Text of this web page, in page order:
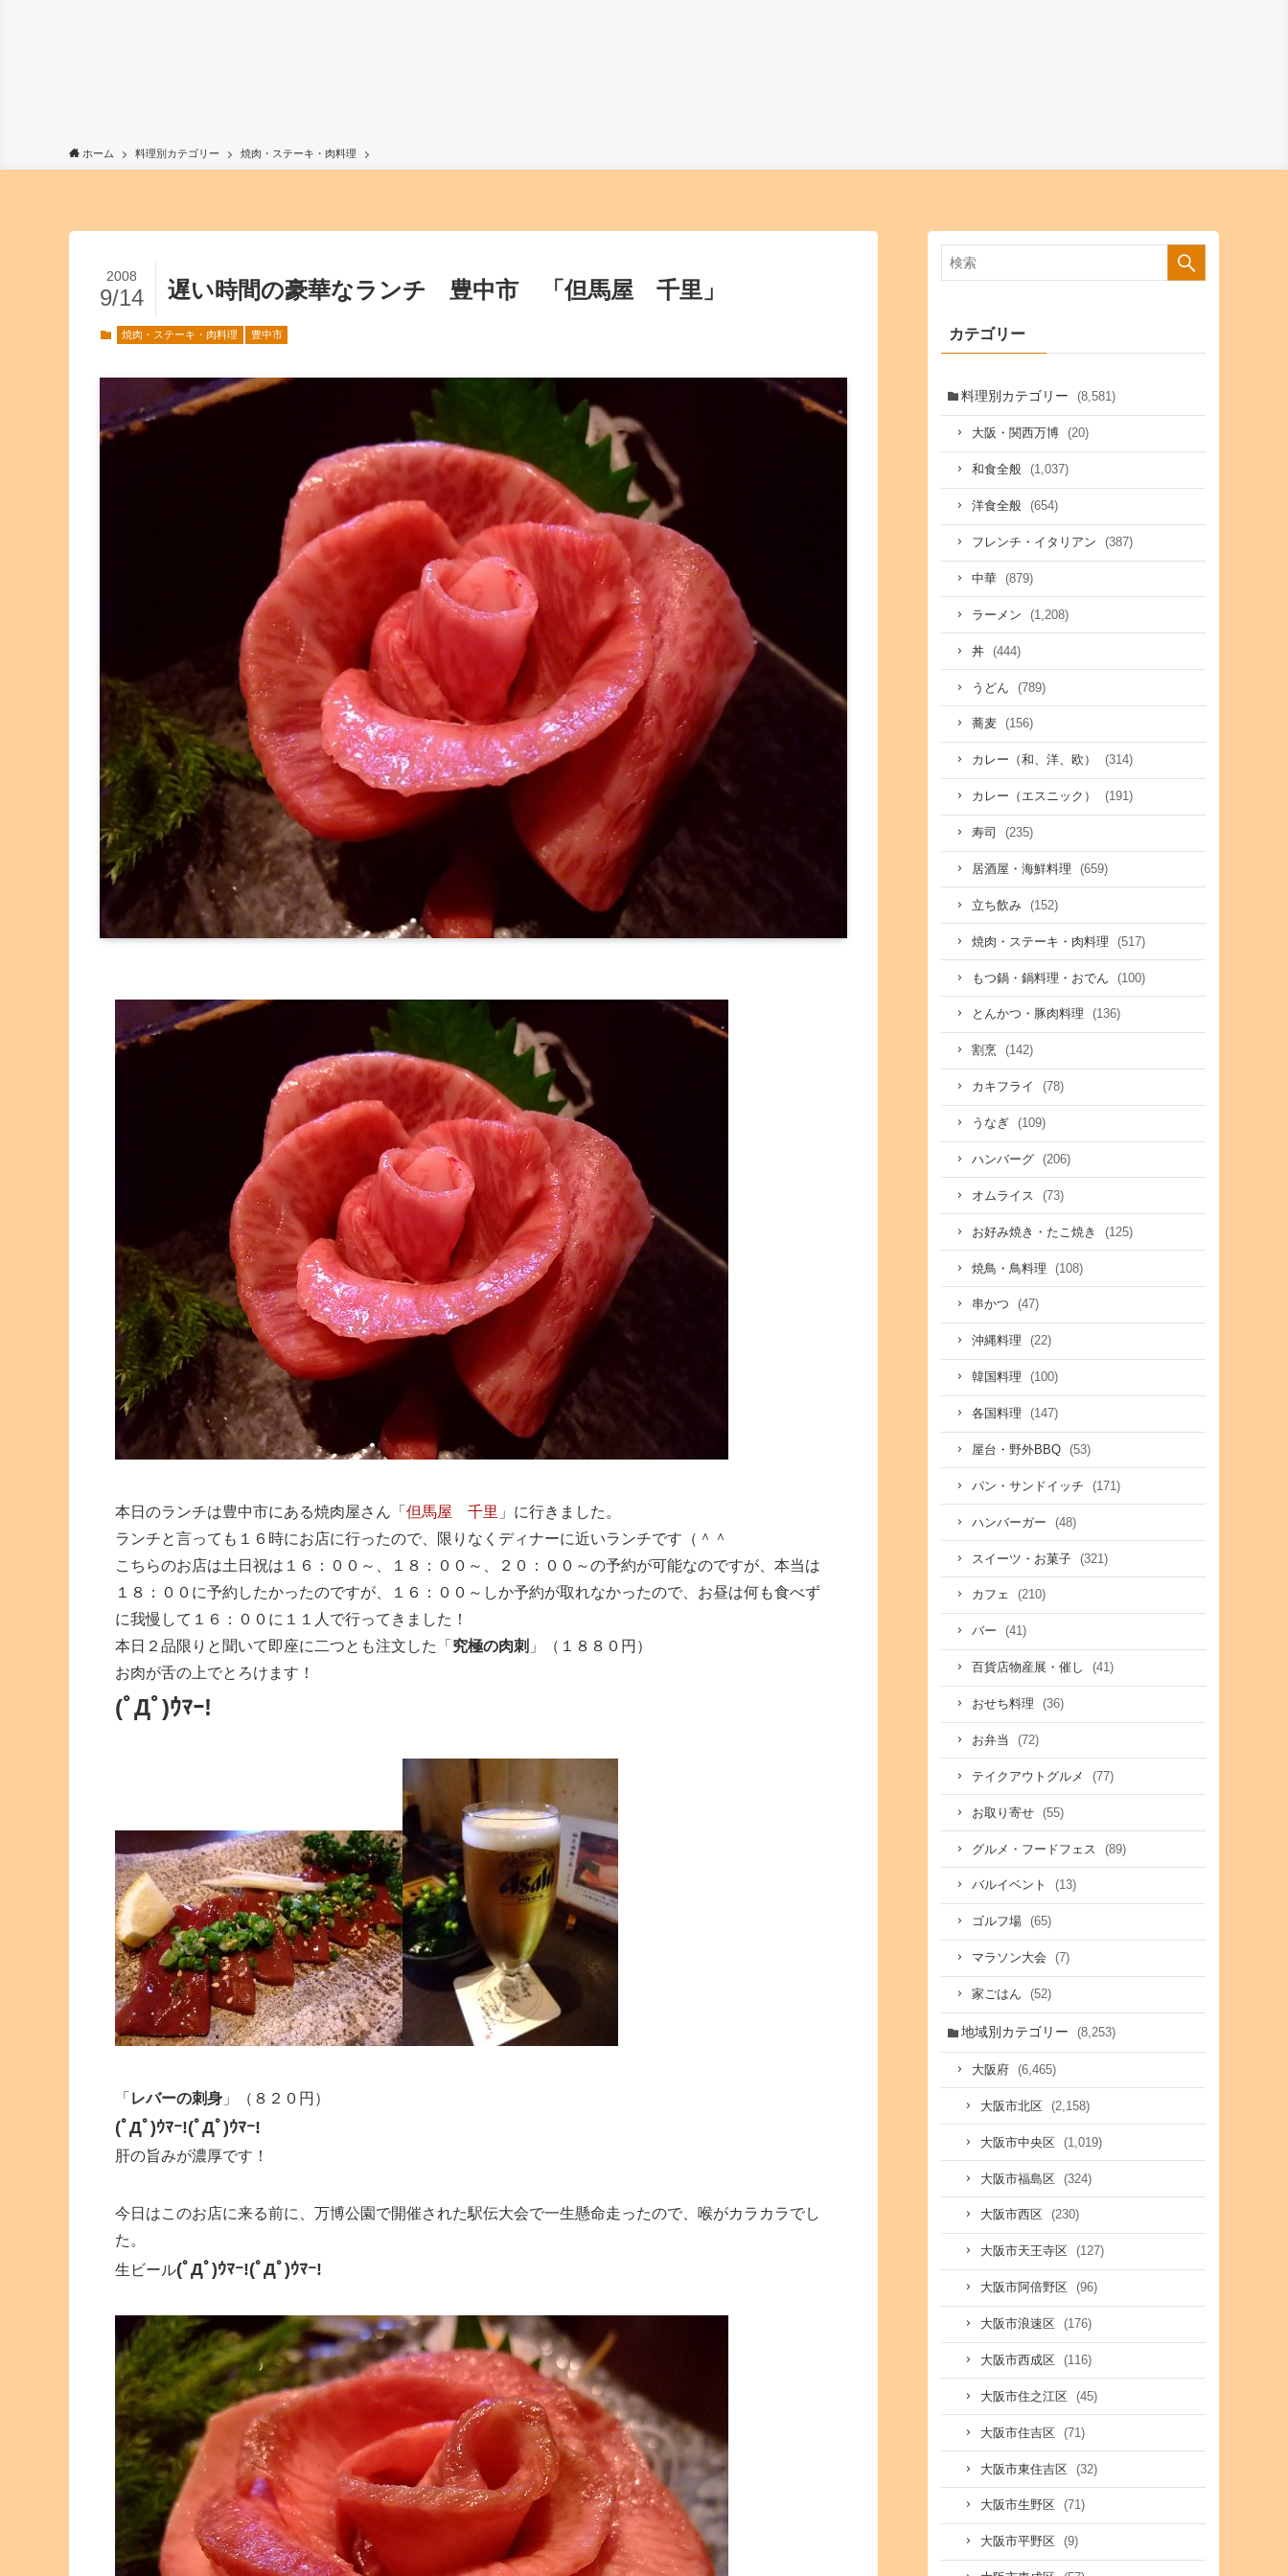
ホーム 料理別カテゴリー 焼肉・ステーキ・肉料理
遅い時間の豪華なランチ 豊中市 「但馬屋 千里」
2008
9/14
焼肉・ステーキ・肉料理 豊中市
本日のランチは豊中市にある焼肉屋さん「 但馬屋 千里 」に行きました。
ランチと言っても１６時にお店に行ったので、限りなくディナーに近いランチです（＾＾
こちらのお店は土日祝は１６：００～、１８：００～、２０：００～の予約が可能なのですが、本当は
１８：００に予約したかったのですが、１６：００～しか予約が取れなかったので、お昼は何も食べず
に我慢して１６：００に１１人で行ってきました！
本日２品限りと聞いて即座に二つとも注文した「 究極の肉刺 」（１８８０円）
お肉が舌の上でとろけます！
(ﾟДﾟ)ｳﾏｰ!
「 レバーの刺身 」（８２０円）
(ﾟДﾟ)ｳﾏｰ!(ﾟДﾟ)ｳﾏｰ!
肝の旨みが濃厚です！
今日はこのお店に来る前に、万博公園で開催された駅伝大会で一生懸命走ったので、喉がカラカラでし
た。
生ビール(ﾟДﾟ)ｳﾏｰ!(ﾟДﾟ)ｳﾏｰ!
カテゴリー
料理別カテゴリー (8,581)
大阪・関西万博 (20)
和食全般 (1,037)
洋食全般 (654)
フレンチ・イタリアン (387)
中華 (879)
ラーメン (1,208)
丼 (444)
うどん (789)
蕎麦 (156)
カレー（和、洋、欧） (314)
カレー（エスニック） (191)
寿司 (235)
居酒屋・海鮮料理 (659)
立ち飲み (152)
焼肉・ステーキ・肉料理 (517)
もつ鍋・鍋料理・おでん (100)
とんかつ・豚肉料理 (136)
割烹 (142)
カキフライ (78)
うなぎ (109)
ハンバーグ (206)
オムライス (73)
お好み焼き・たこ焼き (125)
焼鳥・鳥料理 (108)
串かつ (47)
沖縄料理 (22)
韓国料理 (100)
各国料理 (147)
屋台・野外BBQ (53)
パン・サンドイッチ (171)
ハンバーガー (48)
スイーツ・お菓子 (321)
カフェ (210)
バー (41)
百貨店物産展・催し (41)
おせち料理 (36)
お弁当 (72)
テイクアウトグルメ (77)
お取り寄せ (55)
グルメ・フードフェス (89)
バルイベント (13)
ゴルフ場 (65)
マラソン大会 (7)
家ごはん (52)
地域別カテゴリー (8,253)
大阪府 (6,465)
大阪市北区 (2,158)
大阪市中央区 (1,019)
大阪市福島区 (324)
大阪市西区 (230)
大阪市天王寺区 (127)
大阪市阿倍野区 (96)
大阪市浪速区 (176)
大阪市西成区 (116)
大阪市住之江区 (45)
大阪市住吉区 (71)
大阪市東住吉区 (32)
大阪市生野区 (71)
大阪市平野区 (9)